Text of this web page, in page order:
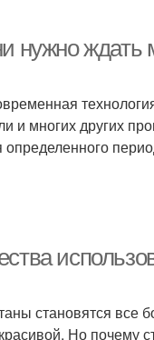
нужно
и многих других
определенного
становятся все
Но почему